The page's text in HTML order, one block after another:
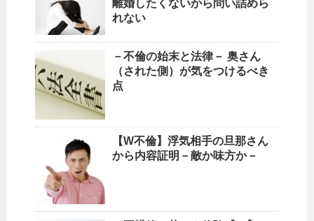
離婚したくないから問い詰めら
れない
－不倫の始末と法律－ 奥さん
（された側）が気をつけるべき
点
【W不倫】浮気相手の旦那さん
から内容証明－敵か味方か－